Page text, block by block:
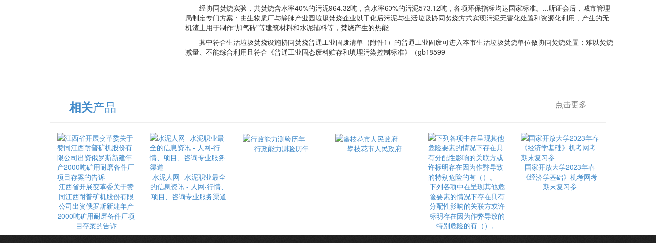
经协同焚烧实验，共焚烧含水率40%的污泥964.32吨，含水率60%的污泥573.12吨，各项环保指标均达国家标准。...听证会后，城市管理
局制定专门方案：由生物质厂与静脉产业园垃圾焚烧企业以干化后污泥与生活垃圾协同焚烧方式实现污泥无害化处置和资源化利用，产生的无
机渣土用于制作“加气砖”等建筑材料和水泥辅料等，焚烧产生的热能
其中符合生活垃圾焚烧设施协同焚烧普通工业固废清单（附件1）的普通工业固废可进入本市生活垃圾焚烧单位做协同焚烧处置；难以焚烧
减量、不能综合利用且符合《普通工业固态废料贮存和填埋污染控制标准》（gb18599
相关产品 点击更多
江西省开展变革委关于赞
同江西耐普矿机股份有限
公司出资俄罗斯新建年产
2000吨矿用耐磨备件厂项
目存案的告诉
水泥人网--水泥职业最全
的信息资讯 - 人网-行情、
项目、咨询专业服务渠道
行政能力测验历年 攀枝花市人民政府
下列各项中在呈现其他危
险要素的情况下存在具有
分配性影响的关联方或许
标明存在因为作弊导致的
特别危险的有（）。
国家开放大学2023年春
《经济学基础》机考网考
期末复习参